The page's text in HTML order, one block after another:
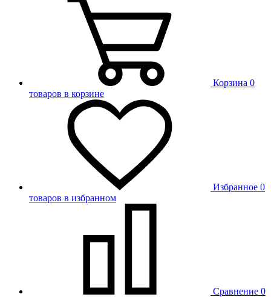
Корзина 0
товаров в корзине
Избранное 0
товаров в избранном
Сравнение 0